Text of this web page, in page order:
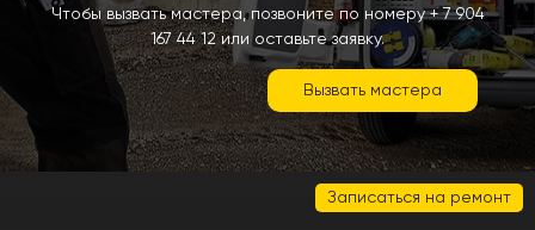
Чтобы вызвать мастера, позвоните по номеру+ 7 904
167 44 12или оставьте заявку.
Вызвать мастера
Записаться на ремонт